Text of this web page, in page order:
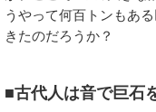
うやって何百トンもあ
きたのだろうか？
■古代人は音で巨石